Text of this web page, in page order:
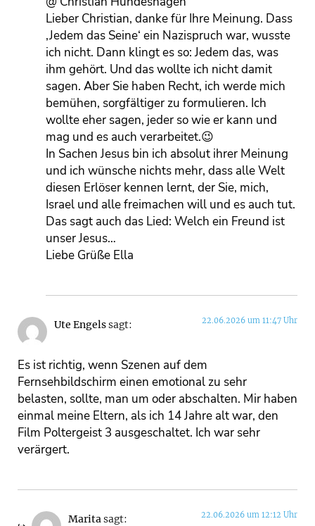
Lieber Christian, danke für Ihre Meinung. Dass
‚Jedem das Seine‘ ein Nazispruch war, wusste
ich nicht. Dann klingt es so: Jedem das, was
ihm gehört. Und das wollte ich nicht damit
sagen. Aber Sie haben Recht, ich werde mich
bemühen, sorgfältiger zu formulieren. Ich
wollte eher sagen, jeder so wie er kann und
mag und es auch verarbeitet.😉
In Sachen Jesus bin ich absolut ihrer Meinung
und ich wünsche nichts mehr, dass alle Welt
diesen Erlöser kennen lernt, der Sie, mich,
Israel und alle freimachen will und es auch tut.
Das sagt auch das Lied: Welch ein Freund ist
unser Jesus…
Liebe Grüße Ella
Ute Engelssagt: 22.06.2026 um 11:47 Uhr
Es ist richtig, wenn Szenen auf dem
Fernsehbildschirm einen emotional zu sehr
belasten, sollte, man um oder abschalten. Mir haben
einmal meine Eltern, als ich 14 Jahre alt war, den
Film Poltergeist 3 ausgeschaltet. Ich war sehr
verärgert.
Maritasagt: 22.06.2026 um 12:12 Uhr